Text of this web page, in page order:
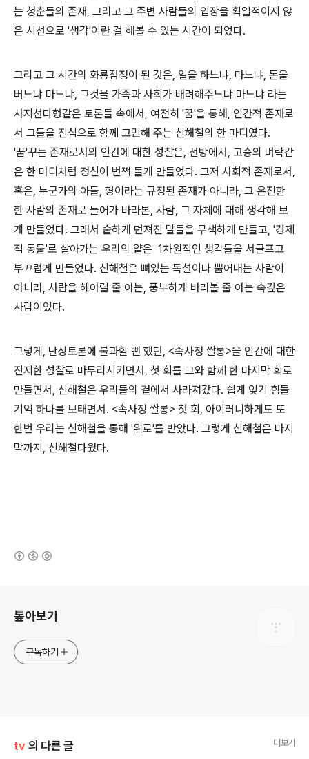
는 청춘들의 존재, 그리고 그 주변 사람들의 입장을 획일적이지 않
은 시선으로 '생각'이란 걸 해볼 수 있는 시간이 되었다.
그리고 그 시간의 화룡점정이 된 것은, 일을 하느냐, 마느냐, 돈을
버느냐 마느냐, 그것을 가족과 사회가 배려해주느냐 마느냐 라는
사지선다형같은 토론들 속에서, 여전히 '꿈'을 통해, 인간적 존재로
서 그들을 진심으로 함께 고민해 주는 신해철의 한 마디였다.
'꿈'꾸는 존재로서의 인간에 대한 성찰은, 선방에서, 고승의 벼락같
은 한 마디처럼 정신이 번쩍 들게 만들었다. 그저 사회적 존재로서,
혹은, 누군가의 아들, 형이라는 규정된 존재가 아니라, 그 온전한
한 사람의 존재로 들어가 바라본, 사람, 그 자체에 대해 생각해 보
게 만들었다. 그래서 숱하게 던져진 말들을 무색하게 만들고, '경제
적 동물'로 살아가는 우리의 얕은 1차원적인 생각들을 서글프고
부끄럽게 만들었다. 신해철은 뼈있는 독설이나 뿜어내는 사람이
아니라, 사람을 헤아릴 줄 아는, 풍부하게 바라볼 줄 아는 속깊은
사람이었다.
그렇게, 난상토론에 불과할 뻔 했던, <속사정 쌀롱>을 인간에 대한
진지한 성찰로 마무리시키면서, 첫 회를 그와 함께 한 마지막 회로
만들면서, 신해철은 우리들의 곁에서 사라져갔다. 쉽게 잊기 힘들
기억 하나를 보태면서. <속사정 쌀롱> 첫 회, 아이러니하게도 또
한번 우리는 신해철을 통해 '위로'를 받았다. 그렇게 신해철은 마지
막까지, 신해철다웠다.
톺아보기
구독하기
tv 의 다른 글 더보기